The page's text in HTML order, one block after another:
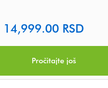
14,999.00 RSD
Pročitajte još